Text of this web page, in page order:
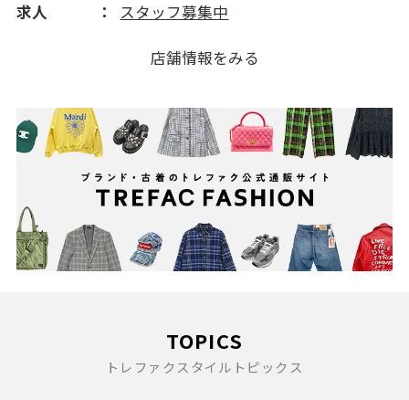
求人
スタッフ募集中
店舗情報をみる
TOPICS
トレファクスタイルトピックス